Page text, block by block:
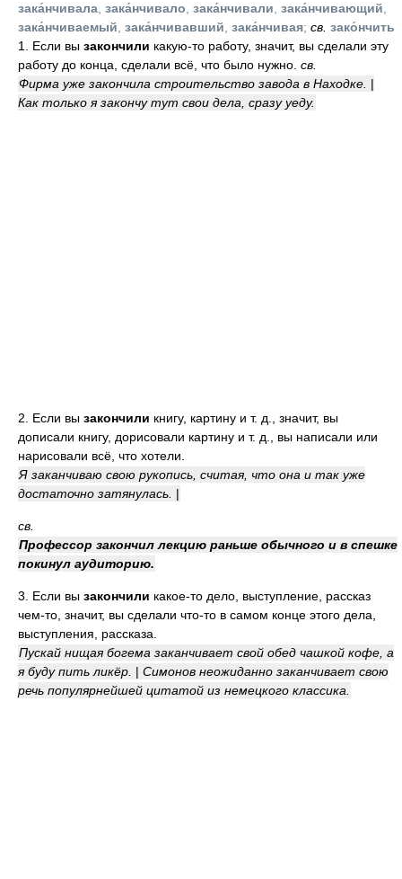
зака́нчивала зака́нчивало зака́нчивали зака́нчивающий
зака́нчиваемый зака́нчивавший зака́нчивая; св. зако́нчить
1. Если вы закончили какую-то работу, значит, вы сделали эту
работу до конца, сделали всё, что было нужно. св.
Фирма уже закончила строительство завода в Находке. |
Как только я закончу тут свои дела, сразу уеду.
2. Если вы закончили книгу, картину и т. д., значит, вы
дописали книгу, дорисовали картину и т. д., вы написали или
нарисовали всё, что хотели.
Я заканчиваю свою рукопись, считая, что она и так уже
достаточно затянулась. |
св.
Профессор закончил лекцию раньше обычного и в спешке
покинул аудиторию.
3. Если вы закончили какое-то дело, выступление, рассказ
чем-то, значит, вы сделали что-то в самом конце этого дела,
выступления, рассказа.
Пускай нищая богема заканчивает свой обед чашкой кофе, а
я буду пить ликёр. | Симонов неожиданно заканчивает свою
речь популярнейшей цитатой из немецкого классика.